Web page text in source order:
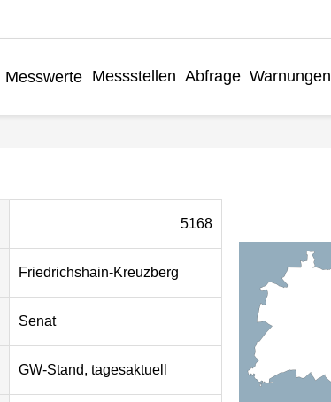
Messwerte Messstellen Abfrage Warnungen
5168
Friedrichshain-Kreuzberg
Senat
GW-Stand, tagesaktuell